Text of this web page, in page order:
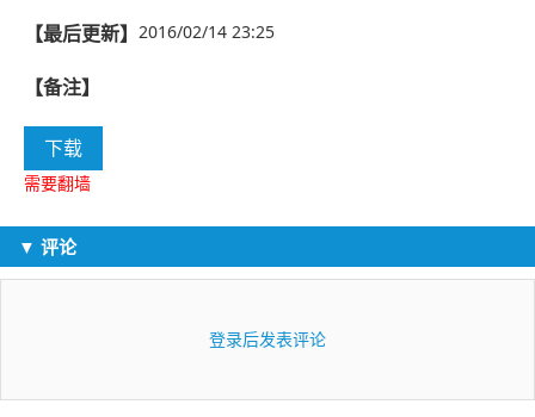
【最后更新】 2016/02/14 23:25
【备注】
下载
需要翻墙
▼ 评论
登录后发表评论